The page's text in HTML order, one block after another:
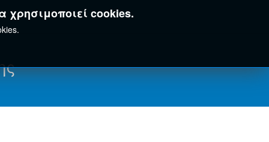
χρησιμοποιεί cookies.